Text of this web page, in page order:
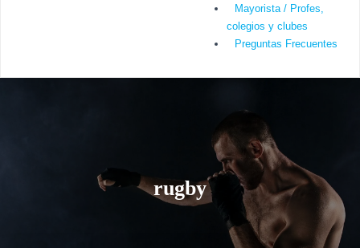
Mayorista / Profes,
colegios y clubes
Preguntas Frecuentes
rugby